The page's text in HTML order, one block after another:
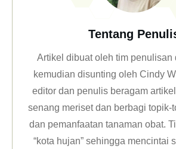
Tentang
Artikel dibuat oleh tim penulisan
kemudian disunting oleh Cindy
editor dan penulis beragam
senang meriset dan berbagi topik-
dan pemanfaatan tanaman obat.
“kota hujan” sehingga mencintai